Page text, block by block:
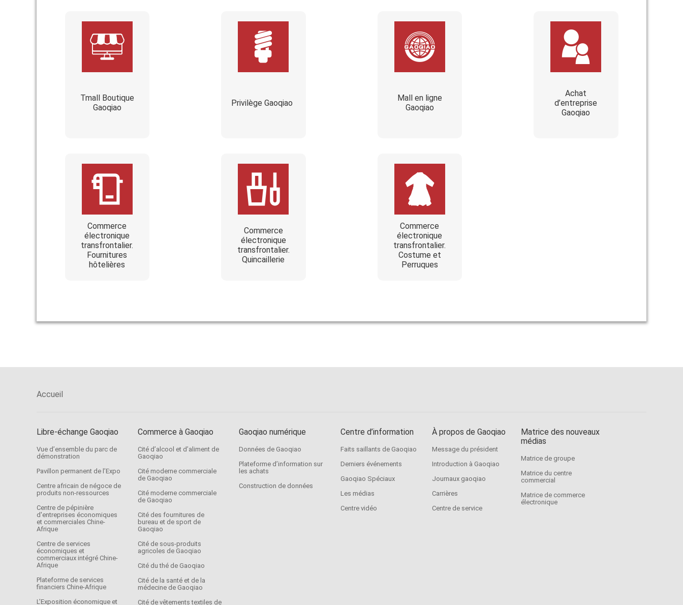
Tmall Boutique
Gaoqiao
Privilège Gaoqiao
Mall en ligne
Gaoqiao
Achat
d’entreprise
Gaoqiao
Commerce
électronique
transfrontalier.
Fournitures
hôtelières
Commerce
électronique
transfrontalier.
Quincaillerie
Commerce
électronique
transfrontalier.
Costume et
Perruques
Accueil
Libre-échange Gaoqiao
Vue d’ensemble du parc de
démonstration
Pavillon permanent de l’Expo
Centre africain de négoce de
produits non-ressources
Centre de pépinière
d'entreprises économiques
et commerciales Chine-
Afrique
Centre de services
économiques et
commerciaux intégré Chine-
Afrique
Plateforme de services
financiers Chine-Afrique
L’Exposition économique et
Commerce à Gaoqiao
Cité d’alcool et d’aliment de
Gaoqiao
Cité moderne commerciale
de Gaoqiao
Cité moderne commerciale
de Gaoqiao
Cité des fournitures de
bureau et de sport de
Gaoqiao
Cité de sous-produits
agricoles de Gaoqiao
Cité du thé de Gaoqiao
Cité de la santé et de la
médecine de Gaoqiao
Cité de vêtements textiles de
Gaoqiao numérique
Données de Gaoqiao
Plateforme d’information sur
les achats
Construction de données
Centre d’information
Faits saillants de Gaoqiao
Derniers événements
Gaoqiao Spéciaux
Les médias
Centre vidéo
À propos de Gaoqiao
Message du président
Introduction à Gaoqiao
Journaux gaoqiao
Carrières
Centre de service
Matrice des nouveaux
médias
Matrice de groupe
Matrice du centre
commercial
Matrice de commerce
électronique